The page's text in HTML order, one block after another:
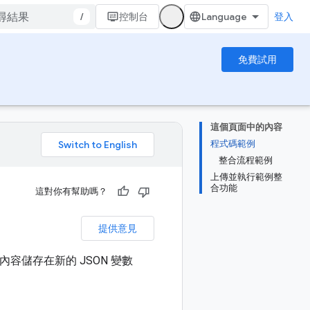
/ 控制台 登入
免費試用
這個頁面中的內容
程式碼範例
整合流程範例
上傳並執行範例整
合功能
這對你有幫助嗎？
提供意見
容儲存在新的 JSON 變數